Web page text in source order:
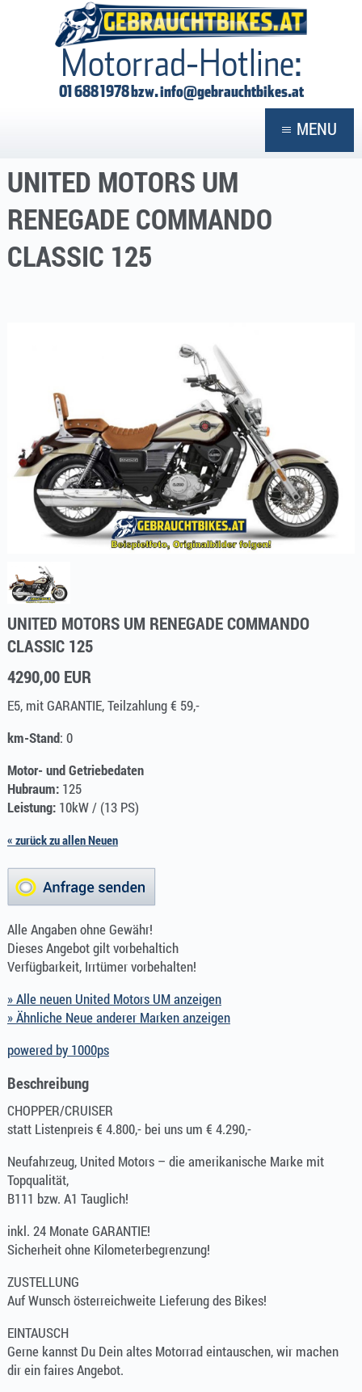
GEBRAUCHTBIKES
Motorrad-Hotline:
01 688 1978 bzw.info@gebrauchtbikes.at
MENU
UNITED MOTORS UM
RENEGADE COMMANDO
CLASSIC 125
UNITED MOTORS UM RENEGADE COMMANDO
CLASSIC 125
4290,00 EUR
E5, mit GARANTIE, Teilzahlung € 59,-
km-Stand: 0
Motor- und Getriebedaten
Hubraum:125
Leistung:10kW / (13 PS)
« zurück zu allen Neuen
Alle Angaben ohne Gewähr!
Dieses Angebot gilt vorbehaltich
Verfügbarkeit, Irrtümer vorbehalten!
» Alle neuen United Motors UM anzeigen
» Ähnliche Neue anderer Marken anzeigen
powered by 1000ps
Beschreibung
CHOPPER/CRUISER
statt Listenpreis € 4.800,- bei uns um € 4.290,-
Neufahrzeug, United Motors – die amerikanische Marke mit
Topqualität,
B111 bzw. A1 Tauglich!
inkl. 24 Monate GARANTIE!
Sicherheit ohne Kilometerbegrenzung!
ZUSTELLUNG
Auf Wunsch österreichweite Lieferung des Bikes!
EINTAUSCH
Gerne kannst Du Dein altes Motorrad eintauschen, wir machen
dir ein faires Angebot.